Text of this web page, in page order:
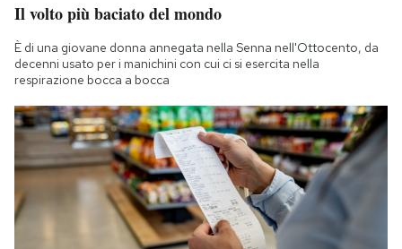
Il volto più baciato del mondo
È di una giovane donna annegata nella Senna nell'Ottocento, da
decenni usato per i manichini con cui ci si esercita nella
respirazione bocca a bocca